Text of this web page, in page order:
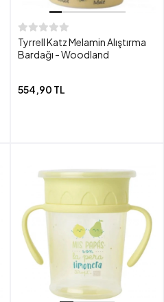
Tyrrell Katz Melamin Alıştırma
Bardağı - Woodland
554,90 TL